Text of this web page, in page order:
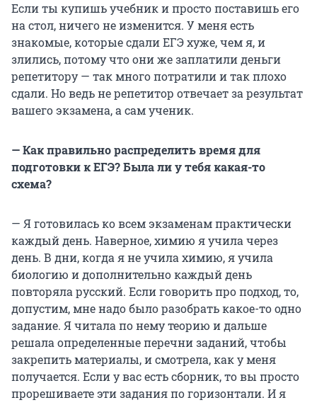
Если ты купишь учебник и просто поставишь его
на стол, ничего не изменится. У меня есть
знакомые, которые сдали ЕГЭ хуже, чем я, и
злились, потому что они же заплатили деньги
репетитору — так много потратили и так плохо
сдали. Но ведь не репетитор отвечает за результат
вашего экзамена, а сам ученик.
— Как правильно распределить время для
подготовки к ЕГЭ? Была ли у тебя какая-то
схема?
— Я готовилась ко всем экзаменам практически
каждый день. Наверное, химию я учила через
день. В дни, когда я не учила химию, я учила
биологию и дополнительно каждый день
повторяла русский. Если говорить про подход, то,
допустим, мне надо было разобрать какое-то одно
задание. Я читала по нему теорию и дальше
решала определенные перечни заданий, чтобы
закрепить материалы, и смотрела, как у меня
получается. Если у вас есть сборник, то вы просто
прорешиваете эти задания по горизонтали. И я